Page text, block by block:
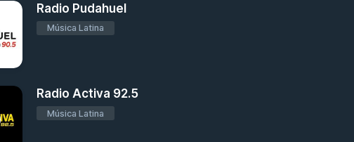
Radio Pudahuel
Música Latina
Radio Activa 92.5
Música Latina